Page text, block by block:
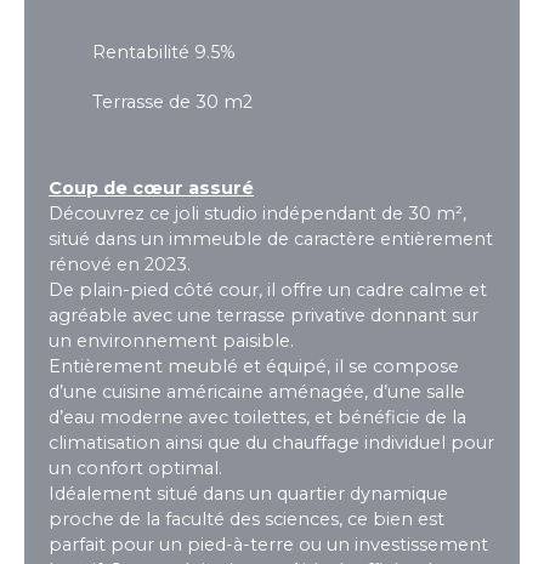
Rentabilité 9.5%
Terrasse de 30 m2
Coup de cœur assuré
Découvrez ce joli studio indépendant de 30 m²,
situé dans un immeuble de caractère entièrement
rénové en 2023.
De plain-pied côté cour, il offre un cadre calme et
agréable avec une terrasse privative donnant sur
un environnement paisible.
Entièrement meublé et équipé, il se compose
d’une cuisine américaine aménagée, d’une salle
d’eau moderne avec toilettes, et bénéficie de la
climatisation ainsi que du chauffage individuel pour
un confort optimal.
Idéalement situé dans un quartier dynamique
proche de la faculté des sciences, ce bien est
parfait pour un pied-à-terre ou un investissement